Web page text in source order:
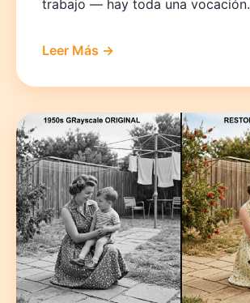
trabajo — hay toda una vocación.
Leer Más →